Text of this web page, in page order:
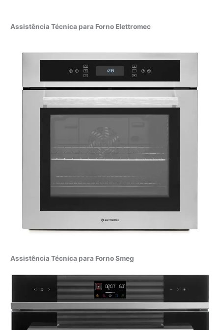
Assistência Técnica para Forno Elettromec
Assistência Técnica para Forno Smeg